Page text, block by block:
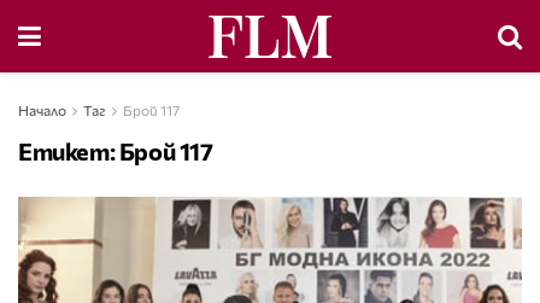
Начало Таг Брой 117
Етикет:Брой 117